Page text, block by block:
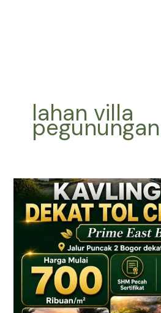
lahan villa
KAVLING
HARMONI
PRIME
EAST